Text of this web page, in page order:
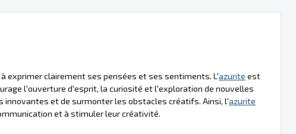
exprimer clairement ses pensées et ses sentiments. L'azurite est
l'ouverture d'esprit, la curiosité et l'exploration de nouvelles
innovantes et de surmonter les obstacles créatifs. Ainsi, l'azurite
et à stimuler leur créativité.